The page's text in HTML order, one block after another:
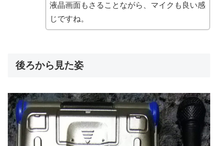
液晶画面もさることながら、マイクも良い感
じですね。
後ろから見た姿